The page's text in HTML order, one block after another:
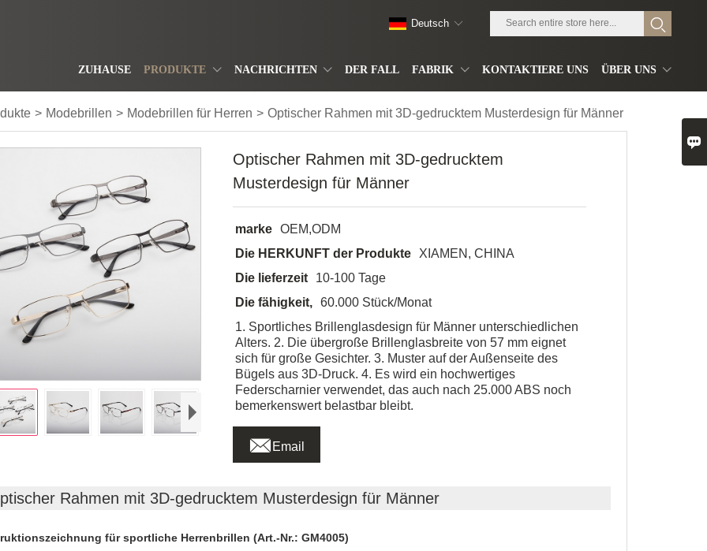
ZUHAUSE PRODUKTE NACHRICHTEN DER FALL FABRIK KONTAKTIERE UNS ÜBER UNS
Deutsch
> Modebrillen > Modebrillen für Herren > Optischer Rahmen mit 3D-gedrucktem Musterdesign für Männer
Optischer Rahmen mit 3D-gedrucktem
Musterdesign für Männer
marke
OEM,ODM
Die HERKUNFT der Produkte
XIAMEN, CHINA
Die lieferzeit
10-100 Tage
Die fähigkeit,
60.000 Stück/Monat
1. Sportliches Brillenglasdesign für Männer unterschiedlichen
Alters. 2. Die übergroße Brillenglasbreite von 57 mm eignet
sich für große Gesichter. 3. Muster auf der Außenseite des
Bügels aus 3D-Druck. 4. Es wird ein hochwertiges
Federscharnier verwendet, das auch nach 25.000 ABS noch
bemerkenswert belastbar bleibt.
 Email
Rahmen mit 3D-gedrucktem Musterdesign für Männer
für sportliche Herrenbrillen (Art.-Nr.: GM4005)
